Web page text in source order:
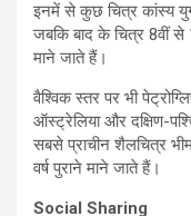
इनमें से कुछ चित्र कांस्य युग
जबकि बाद के चित्र 8वीं से
माने जाते हैं।
वैश्विक स्तर पर भी
ऑस्ट्रेलिया और दक्षिण-
सबसे प्राचीन शैलचित्र
वर्ष पुराने माने जाते हैं।
Social Sharing